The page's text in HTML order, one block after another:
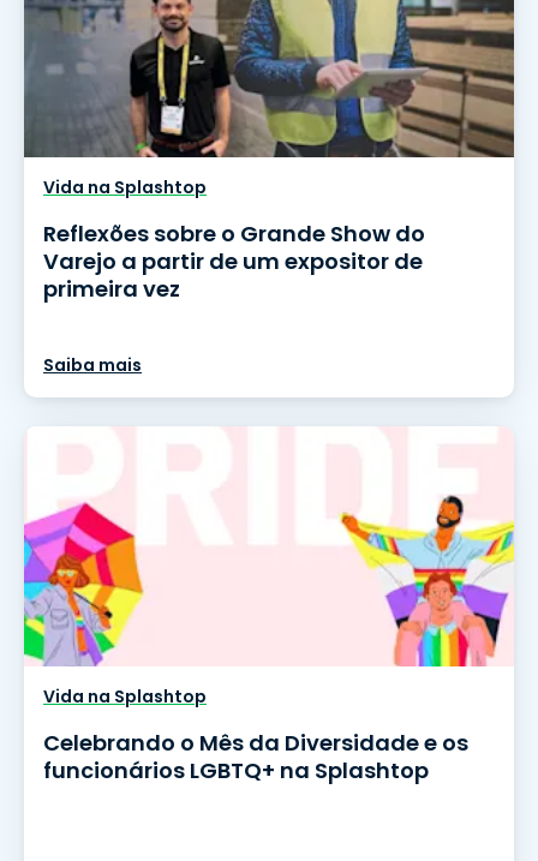
Vida na Splashtop
Reflexões sobre o Grande Show do
Varejo a partir de um expositor de
primeira vez
Saiba mais
Vida na Splashtop
Celebrando o Mês da Diversidade e os
funcionários LGBTQ+ na Splashtop